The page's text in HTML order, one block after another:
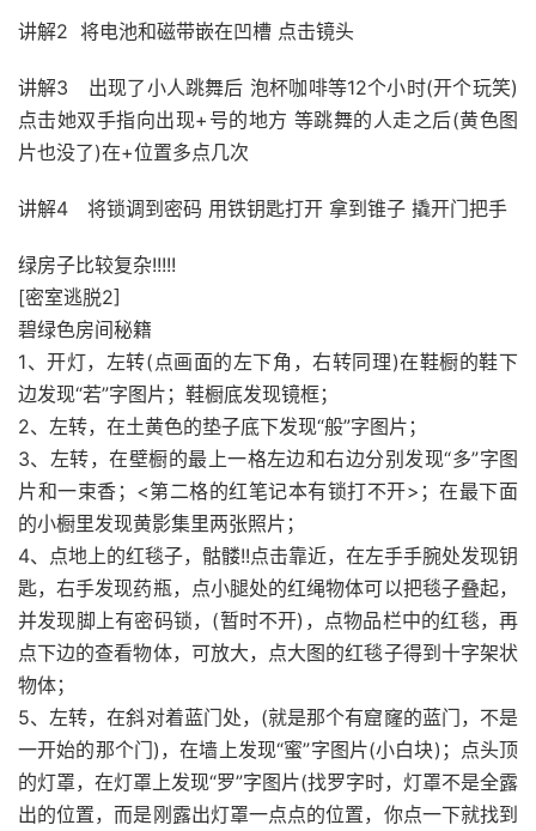
讲解2 将电池和磁带嵌在凹槽 点击镜头
讲解3 出现了小人跳舞后 泡杯咖啡等12个小时(开个玩笑)
点击她双手指向出现+号的地方 等跳舞的人走之后(黄色图
片也没了)在+位置多点几次
讲解4 将锁调到密码 用铁钥匙打开 拿到锥子 撬开门把手
绿房子比较复杂!!!!!
[密室逃脱2]
碧绿色房间秘籍
1、开灯，左转(点画面的左下角，右转同理)在鞋橱的鞋下
边发现“若”字图片；鞋橱底发现镜框；
2、左转，在土黄色的垫子底下发现“般”字图片；
3、左转，在壁橱的最上一格左边和右边分别发现“多”字图
片和一束香；<第二格的红笔记本有锁打不开>；在最下面
的小橱里发现黄影集里两张照片；
4、点地上的红毯子，骷髅!!点击靠近，在左手手腕处发现钥
匙，右手发现药瓶，点小腿处的红绳物体可以把毯子叠起，
并发现脚上有密码锁，(暂时不开)，点物品栏中的红毯，再
点下边的查看物体，可放大，点大图的红毯子得到十字架状
物体；
5、左转，在斜对着蓝门处，(就是那个有窟窿的蓝门，不是
一开始的那个门)，在墙上发现“蜜”字图片(小白块)；点头顶
的灯罩，在灯罩上发现“罗”字图片(找罗字时，灯罩不是全露
出的位置，而是刚露出灯罩一点点的位置，你点一下就找到